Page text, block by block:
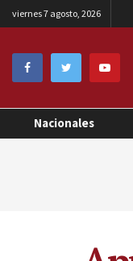
viernes 7 agosto, 2026
Nacionales